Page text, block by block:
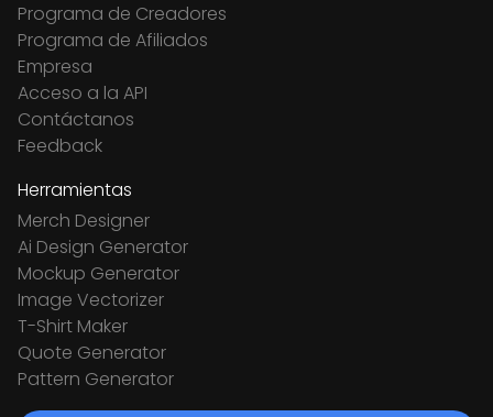
Programa de Creadores
Programa de Afiliados
Empresa
Acceso a la API
Contáctanos
Feedback
Herramientas
Merch Designer
Ai Design Generator
Mockup Generator
Image Vectorizer
T-Shirt Maker
Quote Generator
Pattern Generator